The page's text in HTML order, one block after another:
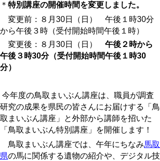
＊ 特別講座の開催時間を変更しました。
変更前：８月30日（日） 午後１時30分
から午後３時（受付開始時間午後１時）
変更後：８月30日（日） 午後２時から
午後３時30分（受付開始時間午後１時30
分）
今年度の鳥取まいぶん講座は、職員が調査
研究の成果を県民の皆さんにお届けする「鳥
取まいぶん講座」と外部から講師を招いた
「鳥取まいぶん特別講座」を開催します！
鳥取まいぶん講座では、午年にちなみ馬取
県の馬に関係する遺物の紹介や、デジタル技